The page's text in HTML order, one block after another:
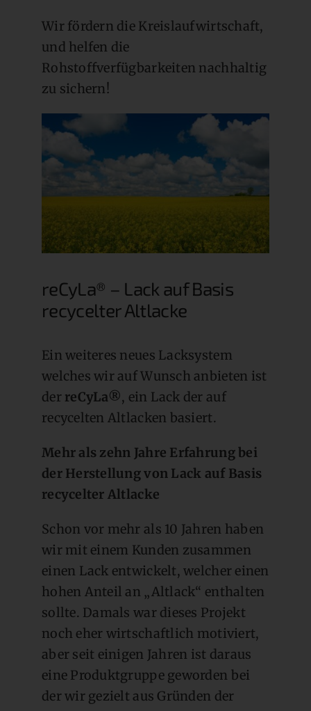
Wir fördern die Kreislaufwirtschaft,
und helfen die
Rohstoffverfügbarkeiten nachhaltig
zu sichern!
reCyLa® – Lack auf Basis
recycelter Altlacke
Ein weiteres neues Lacksystem
welches wir auf Wunsch anbieten ist
der reCyLa®, ein Lack der auf
recycelten Altlacken basiert.
Mehr als zehn Jahre Erfahrung bei
der Herstellung von Lack auf Basis
recycelter Altlacke
Schon vor mehr als 10 Jahren haben
wir mit einem Kunden zusammen
einen Lack entwickelt, welcher einen
hohen Anteil an „Altlack“ enthalten
sollte. Damals war dieses Projekt
noch eher wirtschaftlich motiviert,
aber seit einigen Jahren ist daraus
eine Produktgruppe geworden bei
der wir gezielt aus Gründen der